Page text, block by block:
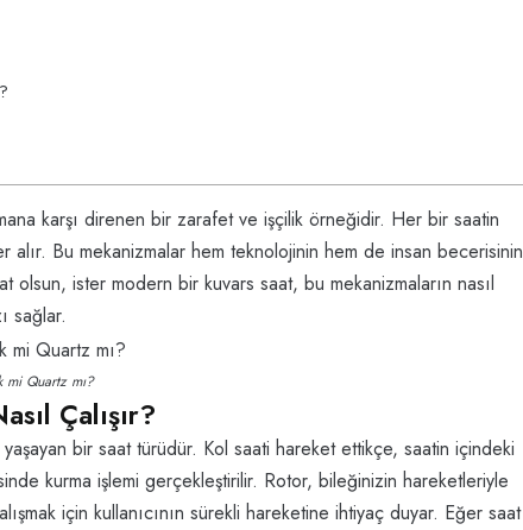
karşı direnen bir zarafet ve işçilik örneğidir. Her bir saatin
Bu mekanizmalar hem teknolojinin hem de insan becerisinin
olsun, ister modern bir kuvars saat, bu mekanizmaların nasıl
sağlar.
mi Quartz mı?
Çalışır?
bir saat türüdür. Kol saati hareket ettikçe, saatin içindeki
kurma işlemi gerçekleştirilir. Rotor, bileğinizin hareketleriyle
için kullanıcının sürekli hareketine ihtiyaç duyar. Eğer saat